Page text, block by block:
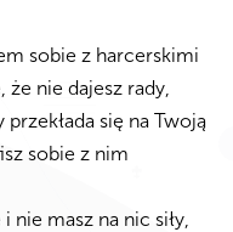
sobie z harcerskimi
nie dajesz rady,
się na Twoją
sobie z nim
nie masz na nic siły,